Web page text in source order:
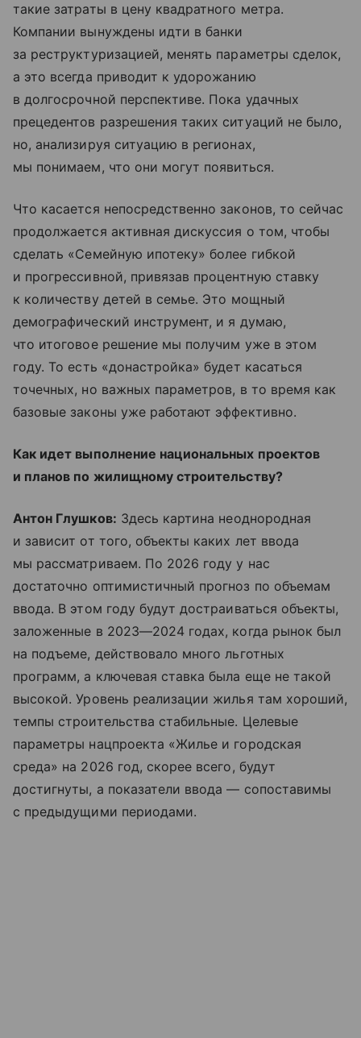
такие затраты в цену квадратного метра.
Компании вынуждены идти в банки
за реструктуризацией, менять параметры сделок,
а это всегда приводит к удорожанию
в долгосрочной перспективе. Пока удачных
прецедентов разрешения таких ситуаций не было,
но, анализируя ситуацию в регионах,
мы понимаем, что они могут появиться.
Что касается непосредственно законов, то сейчас
продолжается активная дискуссия о том, чтобы
сделать «Семейную ипотеку» более гибкой
и прогрессивной, привязав процентную ставку
к количеству детей в семье. Это мощный
демографический инструмент, и я думаю,
что итоговое решение мы получим уже в этом
году. То есть «донастройка» будет касаться
точечных, но важных параметров, в то время как
базовые законы уже работают эффективно.
Как идет выполнение национальных проектов
и планов по жилищному строительству?
Антон Глушков: Здесь картина неоднородная
и зависит от того, объекты каких лет ввода
мы рассматриваем. По 2026 году у нас
достаточно оптимистичный прогноз по объемам
ввода. В этом году будут достраиваться объекты,
заложенные в 2023—2024 годах, когда рынок был
на подъеме, действовало много льготных
программ, а ключевая ставка была еще не такой
высокой. Уровень реализации жилья там хороший,
темпы строительства стабильные. Целевые
параметры нацпроекта «Жилье и городская
среда» на 2026 год, скорее всего, будут
достигнуты, а показатели ввода — сопоставимы
с предыдущими периодами.